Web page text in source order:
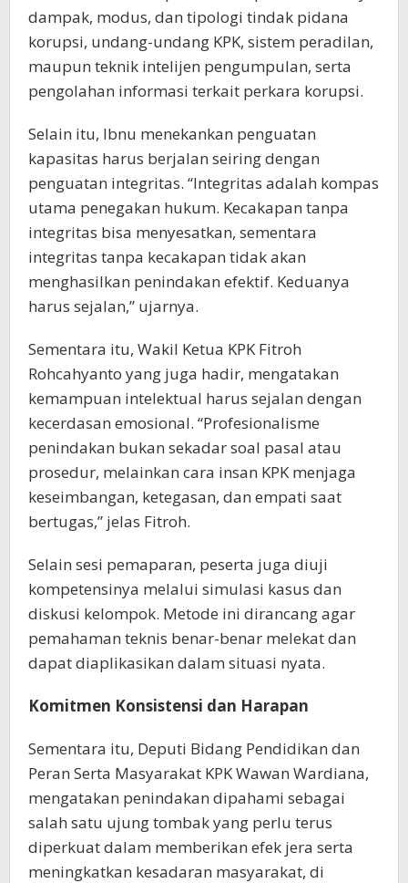
dampak, modus, dan tipologi tindak pidana
korupsi, undang-undang KPK, sistem peradilan,
maupun teknik intelijen pengumpulan, serta
pengolahan informasi terkait perkara korupsi.
Selain itu, Ibnu menekankan penguatan
kapasitas harus berjalan seiring dengan
penguatan integritas. “Integritas adalah kompas
utama penegakan hukum. Kecakapan tanpa
integritas bisa menyesatkan, sementara
integritas tanpa kecakapan tidak akan
menghasilkan penindakan efektif. Keduanya
harus sejalan,” ujarnya.
Sementara itu, Wakil Ketua KPK Fitroh
Rohcahyanto yang juga hadir, mengatakan
kemampuan intelektual harus sejalan dengan
kecerdasan emosional. “Profesionalisme
penindakan bukan sekadar soal pasal atau
prosedur, melainkan cara insan KPK menjaga
keseimbangan, ketegasan, dan empati saat
bertugas,” jelas Fitroh.
Selain sesi pemaparan, peserta juga diuji
kompetensinya melalui simulasi kasus dan
diskusi kelompok. Metode ini dirancang agar
pemahaman teknis benar-benar melekat dan
dapat diaplikasikan dalam situasi nyata.
Komitmen Konsistensi dan Harapan
Sementara itu, Deputi Bidang Pendidikan dan
Peran Serta Masyarakat KPK Wawan Wardiana,
mengatakan penindakan dipahami sebagai
salah satu ujung tombak yang perlu terus
diperkuat dalam memberikan efek jera serta
meningkatkan kesadaran masyarakat, di